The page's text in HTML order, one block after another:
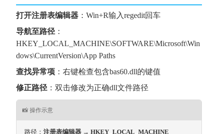
打开注册表编辑器：Win+R输入regedit回车
导航至路径：
HKEY_LOCAL_MACHINE\SOFTWARE\Microsoft\Win
dows\CurrentVersion\App Paths
查找异常项：右键检查包含bas60.dll的键值
修正路径：双击修改为正确dll文件路径
📸 操作示意
路径： 注册表编辑器 → HKEY_LOCAL_MACHINE